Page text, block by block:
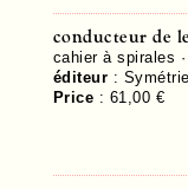
conducteur de
cahier à spirales ·
éditeur : Symétrie
Price : 61,00 €